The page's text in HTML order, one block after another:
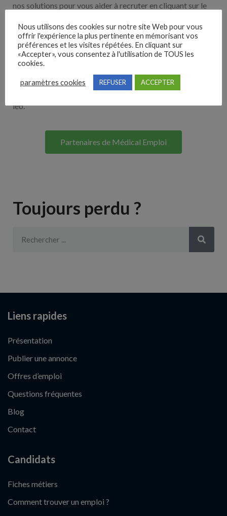
nos solutions pour vous aider à recruter en cliquant sur le
Nos solutions entreprises
Lorem ipsum dolor sit amet, consectetur adipiscing elit. Ut
elit tellus, luctus nec ullamcorper mattis, pulvinar dapibus
leo.
Partenaires de Médical Emploi
Toujours perdu ?
Liens rapides
Présentation
Publier une annonce
Offres d’emploi
Questions fréquentes
Blog
Contact
Candidats
Fiches métiers
Comment trouver un emploi ?
Nous utilisons des cookies sur notre site Web pour vous
offrir l'expérience la plus pertinente en mémorisant vos
préférences et les visites répétées. En cliquant sur
«Accepter», vous consentez à l'utilisation de TOUS les
cookies.
paramètres cookies REFUSER ACCEPTER